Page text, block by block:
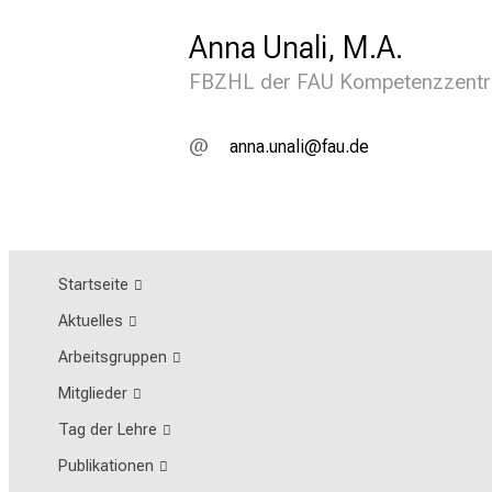
Anna Unali, M.A.
FBZHL der FAU
guug fugnäl awgJf-mi
Startseite
Aktuelles
Arbeitsgruppen
Mitglieder
Tag der Lehre
Publikationen